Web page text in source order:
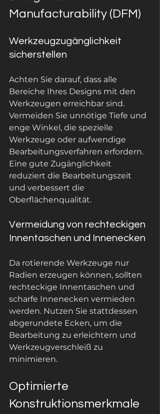
Manufacturability (DFM)
Werkzeugzugänglichkeit
sicherstellen
Achten Sie darauf, dass alle
Bereiche Ihres Designs mit den
Werkzeugen erreichbar sind.
Vermeiden Sie unnötige Tiefe und
enge Winkel, die spezielle
Werkzeuge oder aufwendige
Bearbeitungsverfahren erfordern.
Eine gute Zugänglichkeit
reduziert die Bearbeitungszeit
und verbessert die
Oberflächenqualität.
Vermeidung von rechteckigen
Innentaschen und Innenecken
Da rotierende Werkzeuge nur
Radien erzeugen können, sollten
rechteckige Innentaschen und
scharfe Innenecken vermieden
werden. Nutzen Sie stattdessen
abgerundete Ecken, um die
Bearbeitung zu erleichtern und
Werkzeugverschleiß zu
minimieren.
Optimierte
Konstruktionsmerkmale